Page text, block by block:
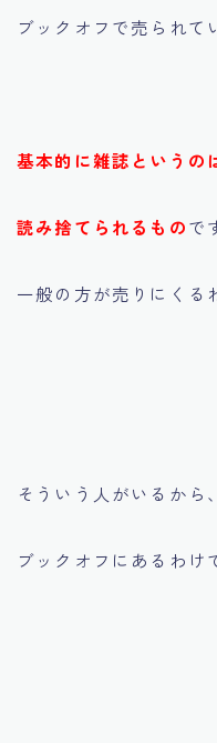
ブックオフで売られて
基本的に雑誌というの
読み捨てられるもので
一般の方が売りにくる
そういう人がいるから、
ブックオフにあるわけ